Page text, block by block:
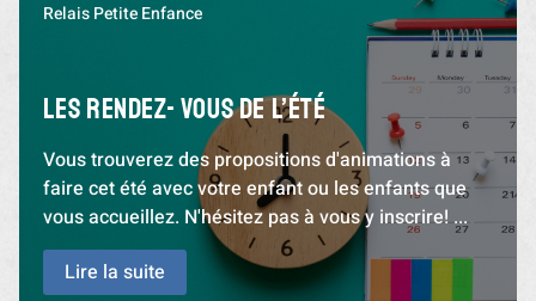
Relais Petite Enfance
Les rendez- vous de l’été
Vous trouverez des propositions d'animations à
faire cet été avec votre enfant ou les enfants que
vous accueillez. N'hésitez pas à vous y inscrire! ...
Lire la suite